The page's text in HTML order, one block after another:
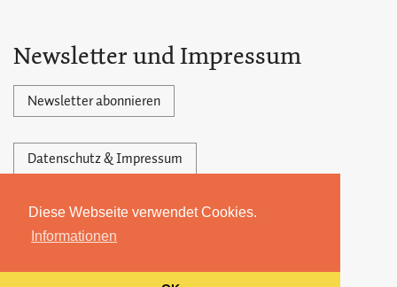
Diese Webseite verwendet Cookies.
Informationen
Newsletter und Impressum
Newsletter abonnieren
Datenschutz & Impressum